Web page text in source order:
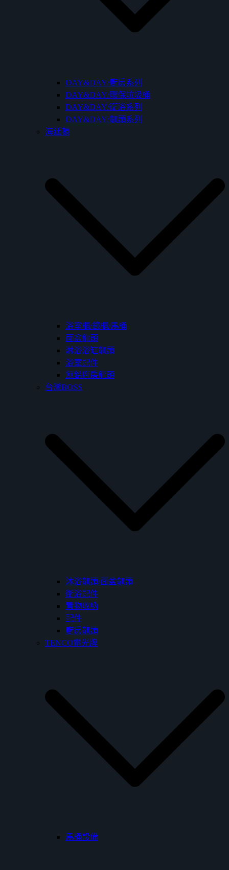
DAY&DAY/廚房系列
DAY&DAY/環保垃圾桶
DAY&DAY/衛浴系列
DAY&DAY/龍頭系列
海廷頓
浴室櫃/鏡櫃/馬桶
面盆龍頭
淋浴浴缸龍頭
浴室配件
無鉛廚房龍頭
台灣BOSS
沐浴龍頭/面盆龍頭
衛浴配件
置物收納
配件
廚房龍頭
TENCO電光牌
馬桶設備